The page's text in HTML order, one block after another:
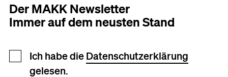
Der MAKK Newsletter
Immer auf dem neusten Stand
Newsletter Anmeldung
Ich habe die Datenschutzerklärung
gelesen.